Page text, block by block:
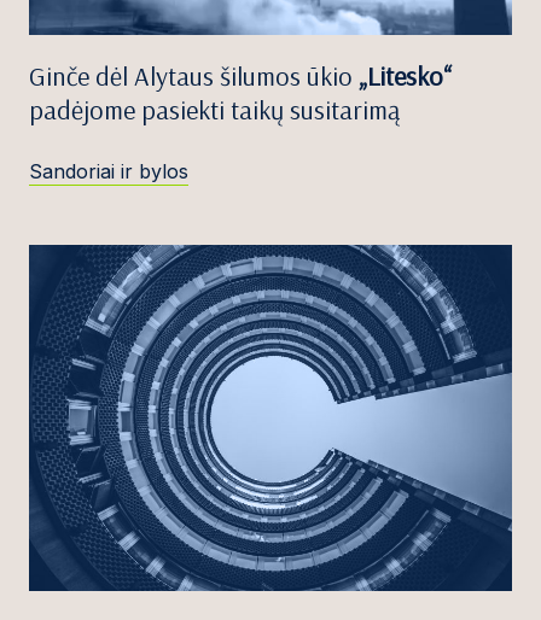
Ginče dėl Alytaus šilumos ūkio „Litesko“
padėjome pasiekti taikų susitarimą
Sandoriai ir bylos